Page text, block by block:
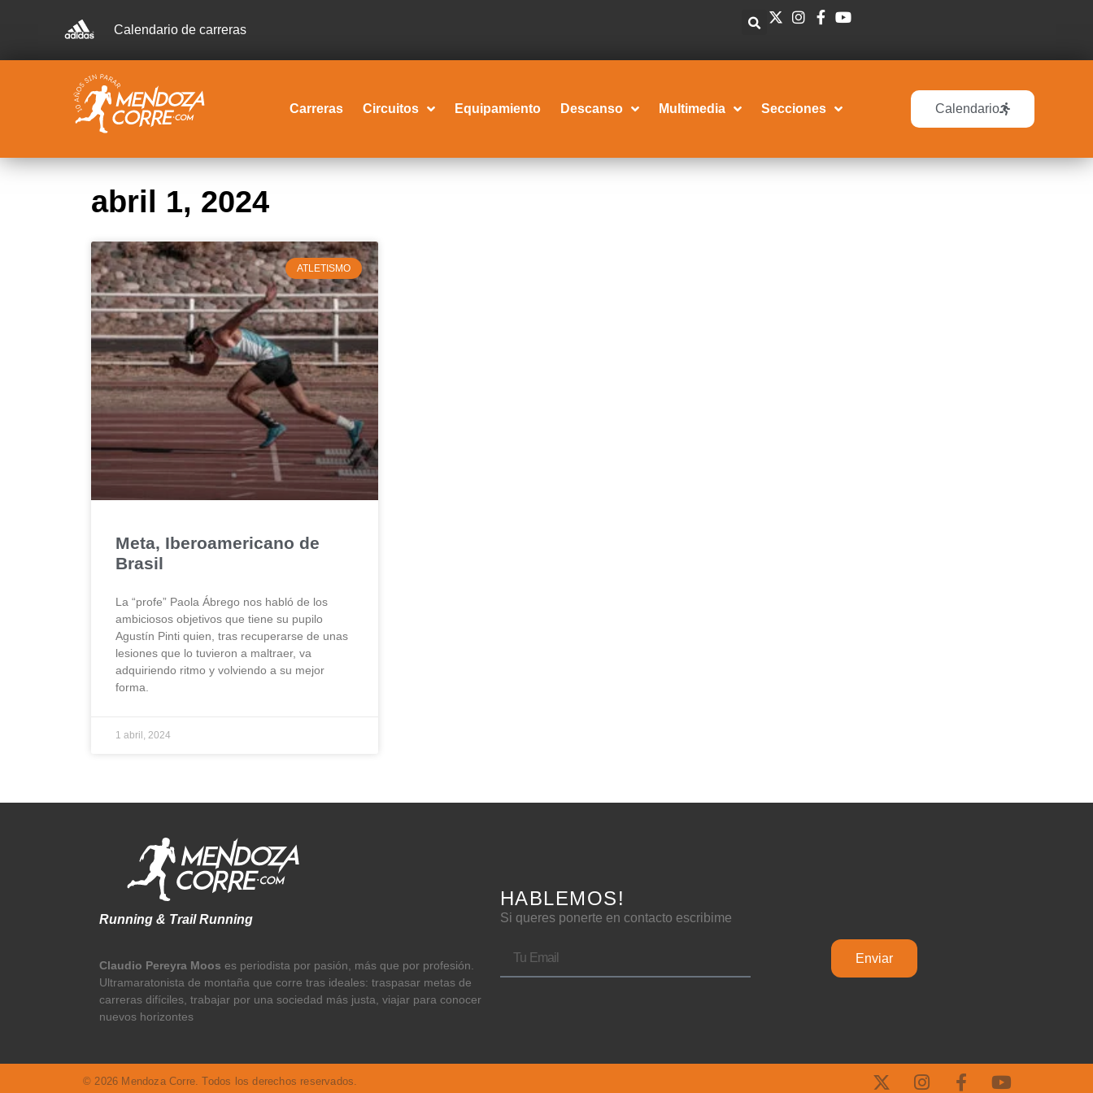
Calendario de carreras
Carreras Circuitos Equipamiento Descanso Multimedia Secciones Calendario
abril 1, 2024
ATLETISMO
Meta, Iberoamericano de
Brasil
La “profe” Paola Ábrego nos habló de los
ambiciosos objetivos que tiene su pupilo
Agustín Pinti quien, tras recuperarse de unas
lesiones que lo tuvieron a maltraer, va
adquiriendo ritmo y volviendo a su mejor
forma.
1 abril, 2024
Running & Trail Running
Claudio Pereyra Moos es periodista por pasión, más que por profesión.
Ultramaratonista de montaña que corre tras ideales: traspasar metas de
carreras difíciles, trabajar por una sociedad más justa, viajar para conocer
nuevos horizontes
HABLEMOS!
Si queres ponerte en contacto escribime
Enviar
© 2026 Mendoza Corre. Todos los derechos reservados.